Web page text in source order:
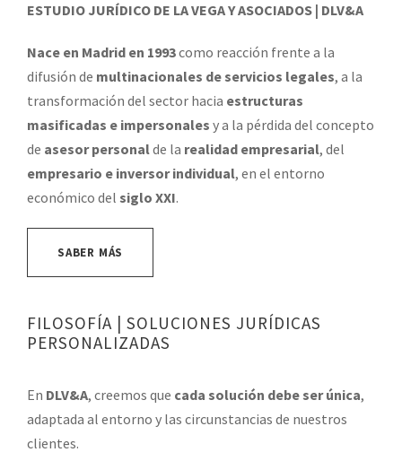
ESTUDIO JURÍDICO DE LA VEGA Y ASOCIADOS | DLV&A
Nace en Madrid en 1993como reacción frente a la
difusión de multinacionales de servicios legales, a la
transformación del sector hacia estructuras
masificadas e impersonales y a la pérdida del concepto
de asesor personalde la realidad empresarial, del
empresario e inversor individual, en el entorno
económico del siglo XXI.
SABER MÁS
FILOSOFÍA | SOLUCIONES JURÍDICAS
PERSONALIZADAS
En DLV&A, creemos que cada solución debe ser única,
adaptada al entorno y las circunstancias de nuestros
clientes.